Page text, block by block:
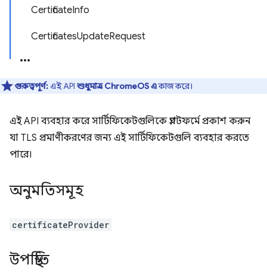
CertificateInfo
CertificatesUpdateRequest
গুরুত্বপূর্ণ:এই API শুধুমাত্র ChromeOS একাজ করে।
এই API ব্যবহার করে সার্টিফিকেটগুলিকে প্ল্যাটফর্মে প্রকাশ করুন
যা TLS প্রমাণীকরণের জন্য এই সার্টিফিকেটগুলি ব্যবহার করতে
পারে।
অনুমতিসমূহ
certificateProvider
উপস্থিতি